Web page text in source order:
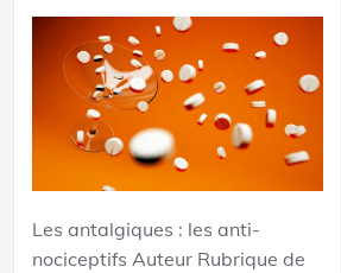
Les antalgiques : les anti-
nociceptifs Auteur Rubrique de